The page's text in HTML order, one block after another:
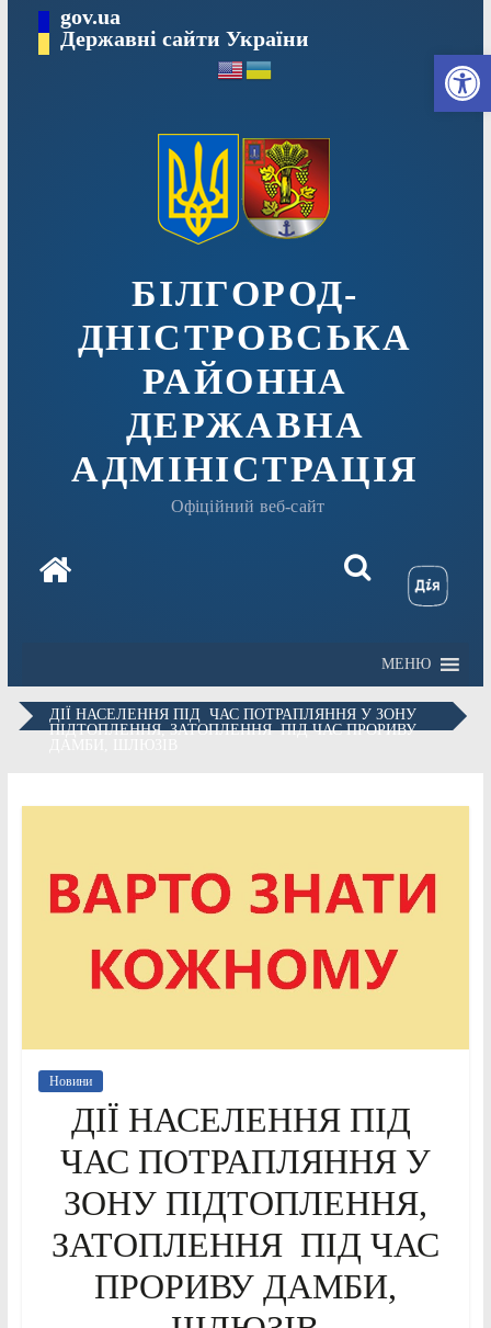
вмісту
gov.ua
Державні сайти України
БІЛГОРОД-
ДНІСТРОВСЬКА
РАЙОННА
ДЕРЖАВНА
АДМІНІСТРАЦІЯ
Офіційний веб-сайт
МЕНЮ
ДІЇ НАСЕЛЕННЯ ПІД ЧАС ПОТРАПЛЯННЯ У ЗОНУ
ПІДТОПЛЕННЯ, ЗАТОПЛЕННЯ ПІД ЧАС ПРОРИВУ
Новини
ДІЇ НАСЕЛЕННЯ ПІД
ЧАС ПОТРАПЛЯННЯ У
ЗОНУ ПІДТОПЛЕННЯ,
ЗАТОПЛЕННЯ ПІД ЧАС
ПРОРИВУ ДАМБИ,